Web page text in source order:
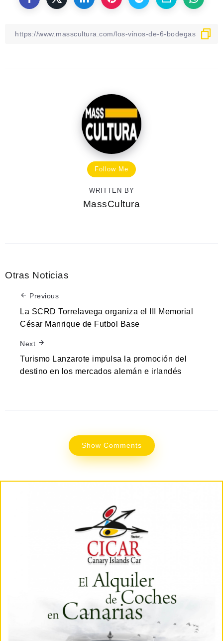
Follow Me
WRITTEN BY
MassCultura
Otras Noticias
Previous
La SCRD Torrelavega organiza el III Memorial
César Manrique de Futbol Base
Next
Turismo Lanzarote impulsa la promoción del
destino en los mercados alemán e irlandés
Show Comments